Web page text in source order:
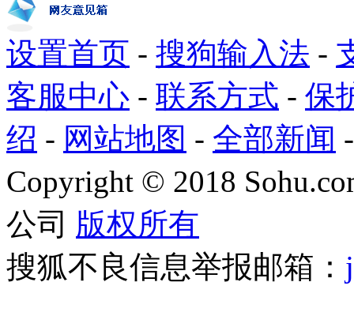
设置首页 - 搜狗输入法 -
客服中心 - 联系方式 - 保
绍 - 网站地图 - 全部新闻
Copyright © 2018
公司 版权所有
搜狐不良信息举报邮箱：